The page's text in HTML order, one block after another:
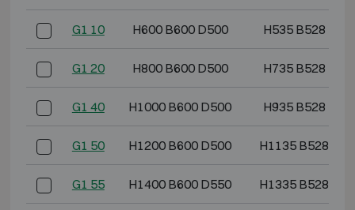
G1 10 H600 B600 D500 H535 B528
G1 20 H800 B600 D500 H735 B528
G1 40 H1000 B600 D500 H935 B528
G1 50 H1200 B600 D500 H1135 B528
G1 55 H1400 B600 D550 H1335 B528